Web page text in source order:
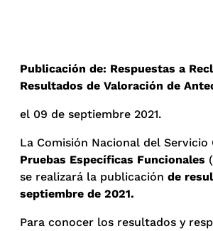
Publicación de: Respuestas a
Resultados de Valoración de
el 09 de septiembre 2021.
La Comisión Nacional del
Pruebas Específicas Funcionales
se realizará la publicación de
septiembre de 2021.
Para conocer los resultados y